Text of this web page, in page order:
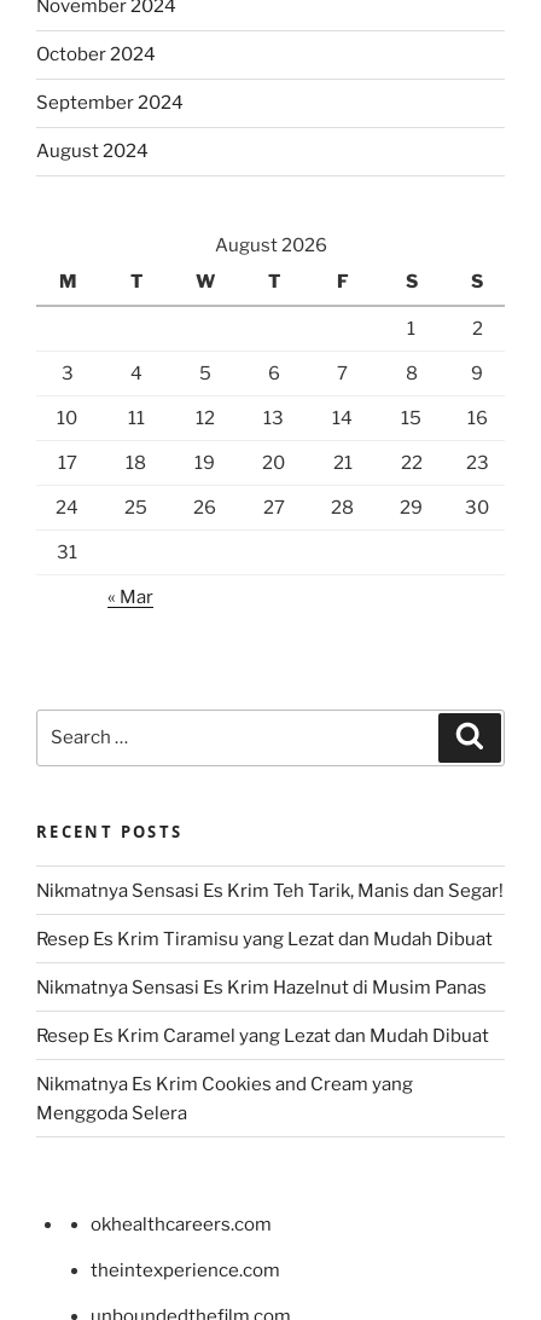
November 2024
October 2024
September 2024
August 2024
August 2026
M
T W T F S S
1 2
3 4 5 6 7 8 9
10 11 12 13 14 15 16
17 18 19 20 21 22 23
24 25 26 27 28 29 30
31
« Mar
RECENT POSTS
Nikmatnya Sensasi Es Krim Teh Tarik, Manis dan Segar!
Resep Es Krim Tiramisu yang Lezat dan Mudah Dibuat
Nikmatnya Sensasi Es Krim Hazelnut di Musim Panas
Resep Es Krim Caramel yang Lezat dan Mudah Dibuat
Nikmatnya Es Krim Cookies and Cream yang
Menggoda Selera
okhealthcareers.com
theintexperience.com